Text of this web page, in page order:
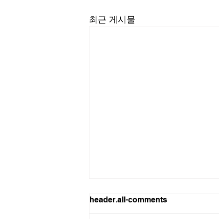
최근 게시물
길요나 목사
“한계를 넘어서는 인생을 살라” (삼
header.all-comments